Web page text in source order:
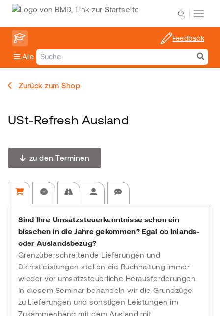
Alle
Feedback
Zurück zum Shop
USt-Refresh Ausland
zu den Terminen
Sind Ihre Umsatzsteuerkenntnisse schon ein
bisschen in die Jahre gekommen? Egal ob Inlands-
oder Auslandsbezug?
Grenzüberschreitende Lieferungen und
Dienstleistungen stellen die Buchhaltung immer
wieder vor umsatzsteuerliche Herausforderungen.
In diesem Seminar behandeln wir die Grundzüge
zu Lieferungen und sonstigen Leistungen im
Zusammenhang mit dem Ausland mit